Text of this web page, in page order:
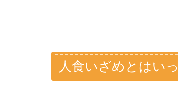
人食いざめとはい